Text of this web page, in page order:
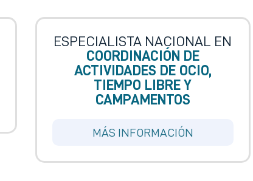
ESPECIALISTA NACIONAL EN
COORDINACIÓN DE
ACTIVIDADES DE OCIO,
TIEMPO LIBRE Y
CAMPAMENTOS
MÁS INFORMACIÓN